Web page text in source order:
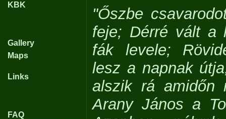
KBK
Gallery
Maps
Links
FAQ
"Őszbe
feje; Dérré vált a
fák levele;
lesz a napnak
alszik rá amidőn
Arany János a